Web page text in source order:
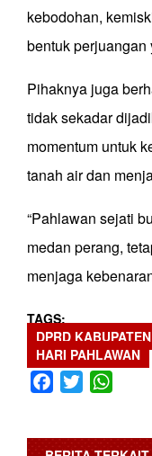
kebodohan,
bentuk perjuangan
Pihaknya juga
tidak sekadar
momentum untuk
tanah air dan
“Pahlawan sejati
medan perang,
menjaga
TAGS
DPRD
HARI PAHLAWAN
Facebook
Twitter